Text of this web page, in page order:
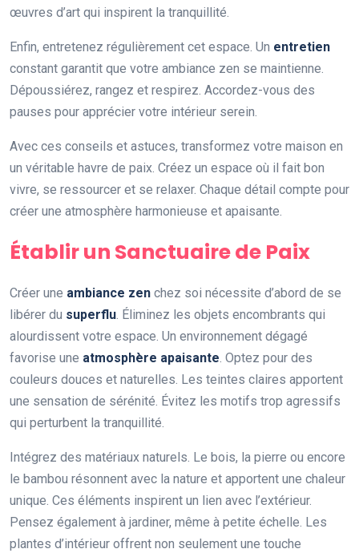
œuvres d’art qui inspirent la tranquillité.
Enfin, entretenez régulièrement cet espace. Un entretien
constant garantit que votre ambiance zen se maintienne.
Dépoussiérez, rangez et respirez. Accordez-vous des
pauses pour apprécier votre intérieur serein.
Avec ces conseils et astuces, transformez votre maison en
un véritable havre de paix. Créez un espace où il fait bon
vivre, se ressourcer et se relaxer. Chaque détail compte pour
créer une atmosphère harmonieuse et apaisante.
Établir un Sanctuaire de Paix
Créer une ambiance zen chez soi nécessite d’abord de se
libérer du superflu. Éliminez les objets encombrants qui
alourdissent votre espace. Un environnement dégagé
favorise une atmosphère apaisante. Optez pour des
couleurs douces et naturelles. Les teintes claires apportent
une sensation de sérénité. Évitez les motifs trop agressifs
qui perturbent la tranquillité.
Intégrez des matériaux naturels. Le bois, la pierre ou encore
le bambou résonnent avec la nature et apportent une chaleur
unique. Ces éléments inspirent un lien avec l’extérieur.
Pensez également à jardiner, même à petite échelle. Les
plantes d’intérieur offrent non seulement une touche